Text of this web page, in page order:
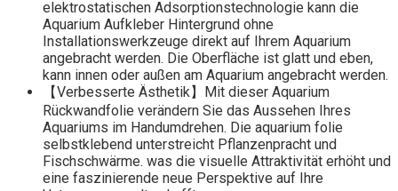
elektrostatischen Adsorptionstechnologie kann die
Aquarium Aufkleber Hintergrund ohne
Installationswerkzeuge direkt auf Ihrem Aquarium
angebracht werden. Die Oberfläche ist glatt und eben,
kann innen oder außen am Aquarium angebracht werden.
【Verbesserte Ästhetik】Mit dieser Aquarium
Rückwandfolie verändern Sie das Aussehen Ihres
Aquariums im Handumdrehen. Die aquarium folie
selbstklebend unterstreicht Pflanzenpracht und
Fischschwärme. was die visuelle Attraktivität erhöht und
eine faszinierende neue Perspektive auf Ihre